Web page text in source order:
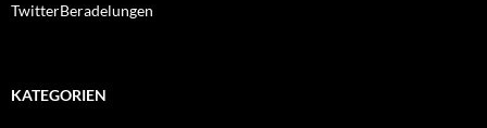
TwitterBeradelungen
KATEGORIEN